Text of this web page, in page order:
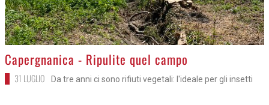
>
Capergnanica - Ripulite quel campo
31 LUGLIO Da tre anni ci sono rifiuti vegetali: l'ideale per gli insetti